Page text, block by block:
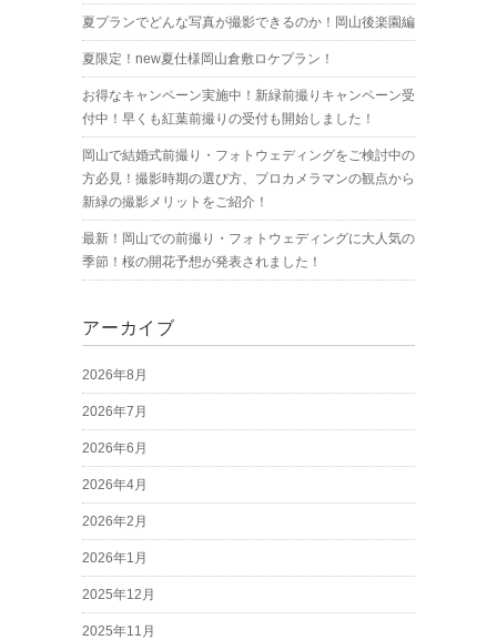
夏プランでどんな写真が撮影できるのか！岡山後楽園編
夏限定！new夏仕様岡山倉敷ロケプラン！
お得なキャンペーン実施中！新緑前撮りキャンペーン受
付中！早くも紅葉前撮りの受付も開始しました！
岡山で結婚式前撮り・フォトウェディングをご検討中の
方必見！撮影時期の選び方、プロカメラマンの観点から
新緑の撮影メリットをご紹介！
最新！岡山での前撮り・フォトウェディングに大人気の
季節！桜の開花予想が発表されました！
アーカイブ
2026年8月
2026年7月
2026年6月
2026年4月
2026年2月
2026年1月
2025年12月
2025年11月